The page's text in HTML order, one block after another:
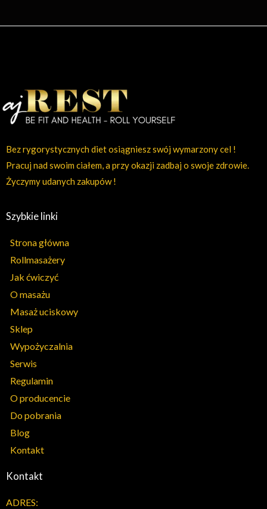
Bez rygorystycznych diet osiągniesz swój wymarzony cel !
Pracuj nad swoim ciałem, a przy okazji zadbaj o swoje zdrowie.
Życzymy udanych zakupów !
Szybkie linki
Strona główna
Rollmasażery
Jak ćwiczyć
O masażu
Masaż uciskowy
Sklep
Wypożyczalnia
Serwis
Regulamin
O producencie
Do pobrania
Blog
Kontakt
Kontakt
ADRES: